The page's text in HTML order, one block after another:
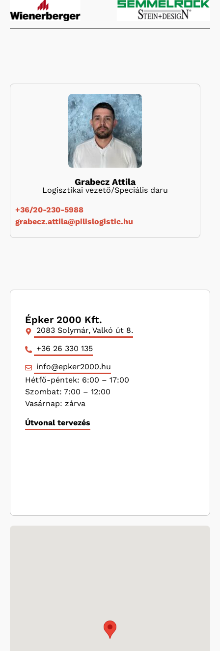
Grabecz Attila
Logisztikai vezető/Speciális daru
+36/20-230-5988
grabecz.attila@pilislogistic.hu
Épker 2000 Kft.
2083 Solymár, Valkó út 8.
+36 26 330 135
info@epker2000.hu
Hétfő-péntek: 6:00 – 17:00
Szombat: 7:00 – 12:00
Vasárnap: zárva
Útvonal tervezés